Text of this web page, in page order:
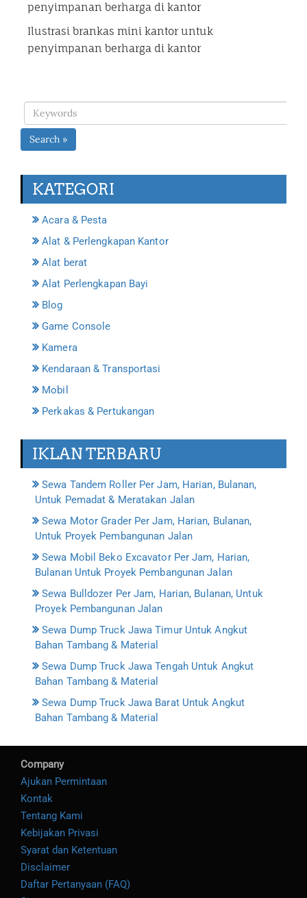
penyimpanan berharga di kantor
Ilustrasi brankas mini kantor untuk
penyimpanan berharga di kantor
Search »
KATEGORI
Acara & Pesta
Alat & Perlengkapan Kantor
Alat berat
Alat Perlengkapan Bayi
Blog
Game Console
Kamera
Kendaraan & Transportasi
Mobil
Perkakas & Pertukangan
IKLAN TERBARU
Sewa Tandem Roller Per Jam, Harian, Bulanan,
Untuk Pemadat & Meratakan Jalan
Sewa Motor Grader Per Jam, Harian, Bulanan,
Untuk Proyek Pembangunan Jalan
Sewa Mobil Beko Excavator Per Jam, Harian,
Bulanan Untuk Proyek Pembangunan Jalan
Sewa Bulldozer Per Jam, Harian, Bulanan, Untuk
Proyek Pembangunan Jalan
Sewa Dump Truck Jawa Timur Untuk Angkut
Bahan Tambang & Material
Sewa Dump Truck Jawa Tengah Untuk Angkut
Bahan Tambang & Material
Sewa Dump Truck Jawa Barat Untuk Angkut
Bahan Tambang & Material
Company
Ajukan Permintaan
Kontak
Tentang Kami
Kebijakan Privasi
Syarat dan Ketentuan
Disclaimer
Daftar Pertanyaan (FAQ)